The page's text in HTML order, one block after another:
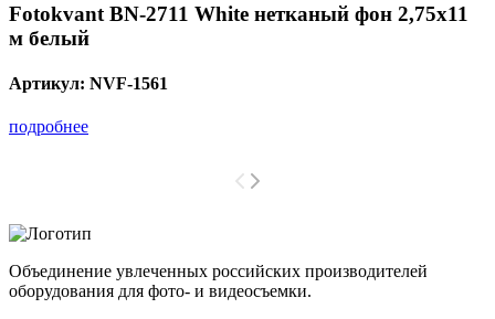
Fotokvant BN-2711 White нетканый фон 2,75х11
м белый
Артикул: NVF-1561
подробнее
Объединение увлеченных российских производителей
оборудования для фото- и видеосъемки.